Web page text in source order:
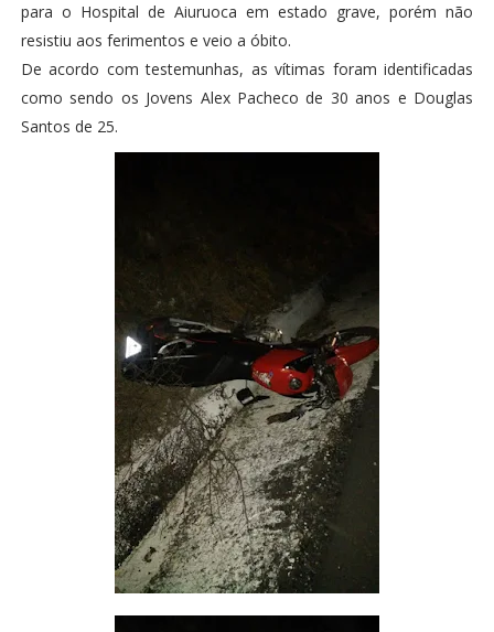
para o Hospital de Aiuruoca em estado grave, porém não
resistiu aos ferimentos e veio a óbito.
De acordo com testemunhas, as vítimas foram identificadas
como sendo os Jovens Alex Pacheco de 30 anos e Douglas
Santos de 25.